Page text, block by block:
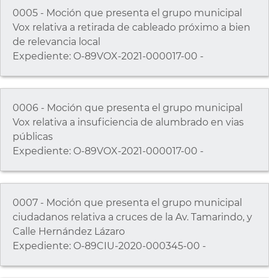
0005 - Moción que presenta el grupo municipal
Vox relativa a retirada de cableado próximo a bien
de relevancia local
Expediente: O-89VOX-2021-000017-00 -
0006 - Moción que presenta el grupo municipal
Vox relativa a insuficiencia de alumbrado en vias
públicas
Expediente: O-89VOX-2021-000017-00 -
0007 - Moción que presenta el grupo municipal
ciudadanos relativa a cruces de la Av. Tamarindo, y
Calle Hernández Lázaro
Expediente: O-89CIU-2020-000345-00 -